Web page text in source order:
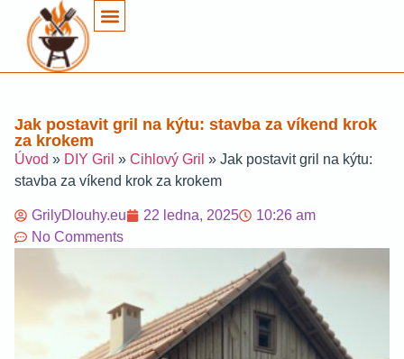
Jak postavit gril na kýtu: stavba za víkend krok
za krokem
Úvod » DIY Gril » Cihlový Gril » Jak postavit gril na kýtu:
stavba za víkend krok za krokem
GrilyDlouhy.eu 22 ledna, 2025
10:26 am
No Comments